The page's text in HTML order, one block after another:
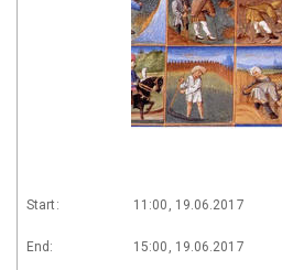
Start: 11:00, 19.06.2017
End: 15:00, 19.06.2017